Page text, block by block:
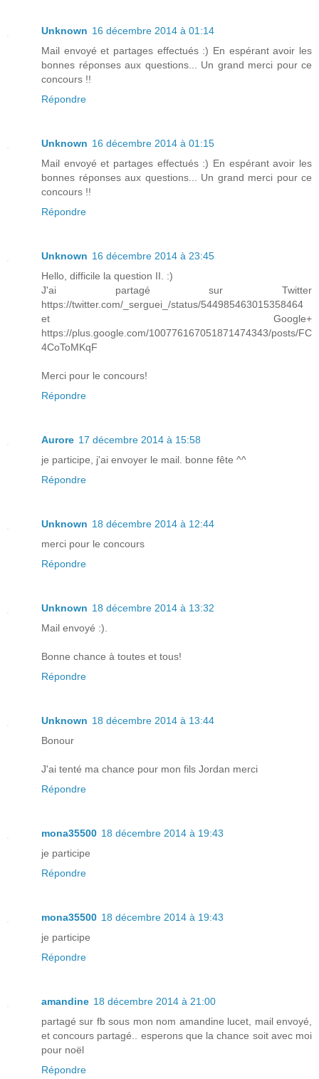
Unknown 16 décembre 2014 à 01:14
Mail envoyé et partages effectués :) En espérant avoir les
bonnes réponses aux questions... Un grand merci pour ce
concours !!
Répondre
Unknown 16 décembre 2014 à 01:15
Mail envoyé et partages effectués :) En espérant avoir les
bonnes réponses aux questions... Un grand merci pour ce
concours !!
Répondre
Unknown 16 décembre 2014 à 23:45
Hello, difficile la question II. :)
J'ai partagé sur Twitter
https://twitter.com/_serguei_/status/544985463015358464
et Google+
https://plus.google.com/100776167051871474343/posts/FC
4CoToMKqF
Merci pour le concours!
Répondre
Aurore 17 décembre 2014 à 15:58
je participe, j'ai envoyer le mail. bonne fête ^^
Répondre
Unknown 18 décembre 2014 à 12:44
merci pour le concours
Répondre
Unknown 18 décembre 2014 à 13:32
Mail envoyé :).
Bonne chance à toutes et tous!
Répondre
Unknown 18 décembre 2014 à 13:44
Bonour
J'ai tenté ma chance pour mon fils Jordan merci
Répondre
mona35500 18 décembre 2014 à 19:43
je participe
Répondre
mona35500 18 décembre 2014 à 19:43
je participe
Répondre
amandine 18 décembre 2014 à 21:00
partagé sur fb sous mon nom amandine lucet, mail envoyé,
et concours partagé.. esperons que la chance soit avec moi
pour noël
Répondre